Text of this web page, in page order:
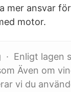
mer ansvar
motor.
Enligt lagen
Även om
vi du